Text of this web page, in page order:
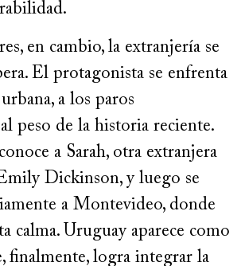
en cambio, la extranjería se
El protagonista se enfrenta
a los paros
peso de la historia reciente.
a Sarah, otra extranjera
Dickinson, y luego se
a Montevideo, donde
calma. Uruguay aparece como
finalmente, logra integrar la